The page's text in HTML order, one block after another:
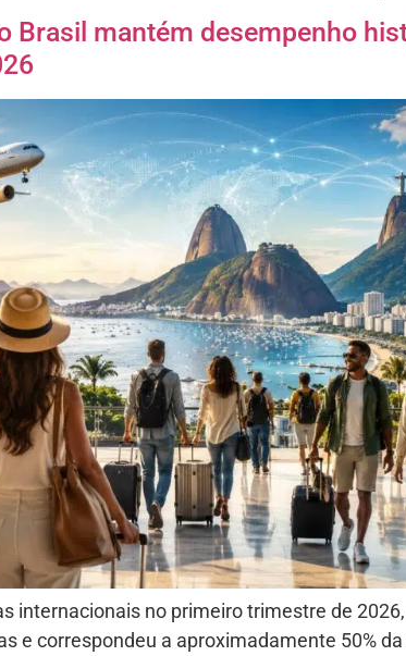
Brasil mantém desempenho
internacionais no primeiro trimestre de
e correspondeu a aproximadamente 50%